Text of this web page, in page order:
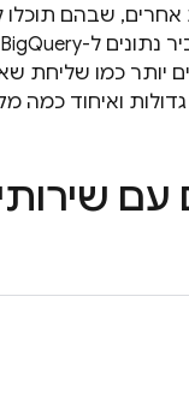
אחרים, שבהם
יותר כמו שליחת
ואיחוד כמה
עם